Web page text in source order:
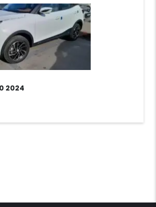
2024